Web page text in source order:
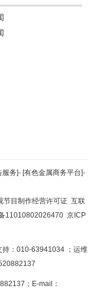
服务]- [有色金属商务平台]-
节目制作经营许可证 互联
11010802026470 京ICP
持：010-63941034 ；运维
；E-mail：